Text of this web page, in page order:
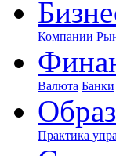
Компании
Валюта Банки
Практика